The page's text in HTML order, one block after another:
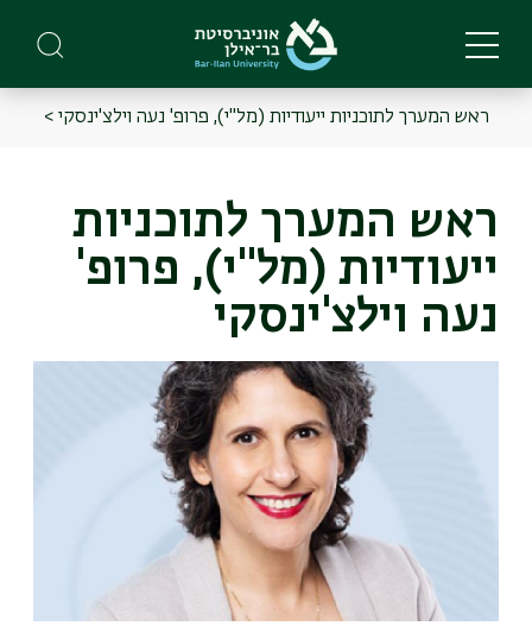
main
Mainראש המערך לתוכניות ייעודיות (מל"י), פרופ' נעה וילצ'ינסקי >
ראש המערך לתוכניות
ייעודיות (מל"י), פרופ'
נעה וילצ'ינסקי